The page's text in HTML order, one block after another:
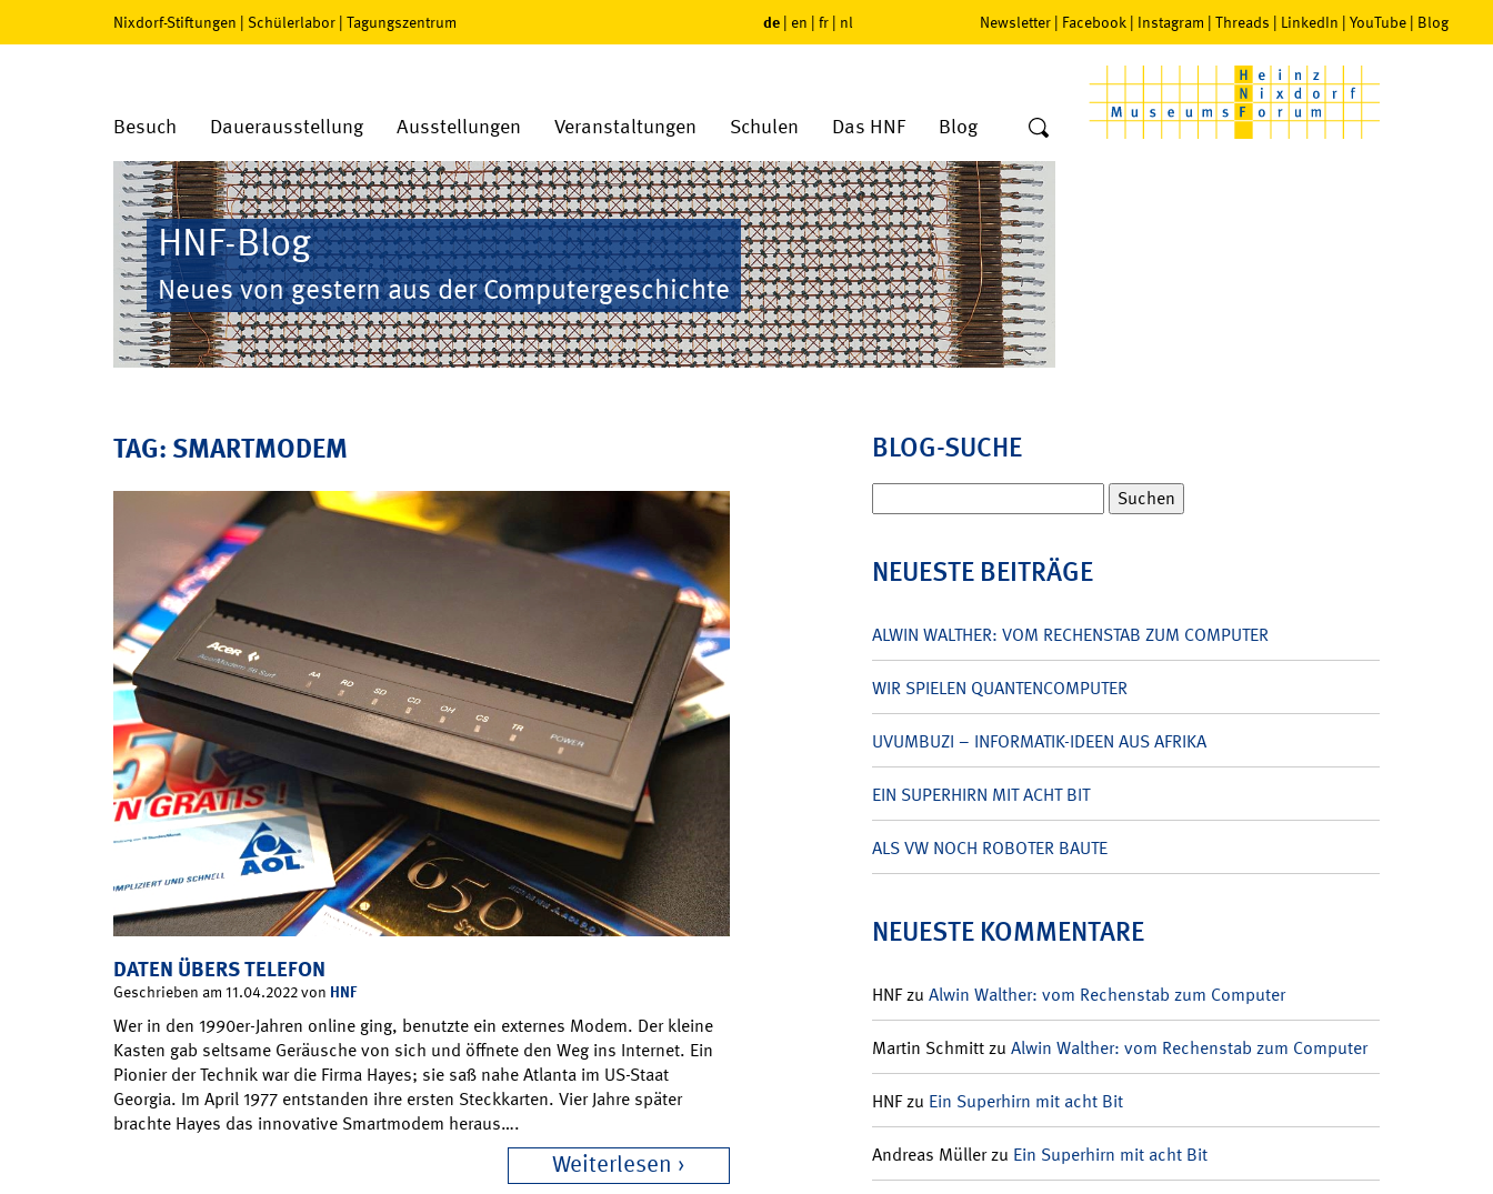
Nixdorf-Stiftungen | Schülerlabor | Tagungszentrum de | en | fr | nl Newsletter | Facebook | Instagram | Threads | LinkedIn | YouTube | Blog
Besuch Dauerausstellung Ausstellungen Veranstaltungen Schulen Das HNF Blog
HNF-Blog
Neues von gestern aus der Computergeschichte
TAG: SMARTMODEM
DATEN ÜBERS TELEFON
Geschrieben am 11.04.2022 von HNF
Wer in den 1990er-Jahren online ging, benutzte ein externes Modem. Der kleine
Kasten gab seltsame Geräusche von sich und öffnete den Weg ins Internet. Ein
Pionier der Technik war die Firma Hayes; sie saß nahe Atlanta im US-Staat
Georgia. Im April 1977 entstanden ihre ersten Steckkarten. Vier Jahre später
brachte Hayes das innovative Smartmodem heraus….
Weiterlesen
BLOG-SUCHE
nach:
NEUESTE BEITRÄGE
ALWIN WALTHER: VOM RECHENSTAB ZUM COMPUTER
WIR SPIELEN QUANTENCOMPUTER
UVUMBUZI – INFORMATIK-IDEEN AUS AFRIKA
EIN SUPERHIRN MIT ACHT BIT
ALS VW NOCH ROBOTER BAUTE
NEUESTE KOMMENTARE
HNFzu Alwin Walther: vom Rechenstab zum Computer
Martin Schmittzu Alwin Walther: vom Rechenstab zum Computer
HNFzu Ein Superhirn mit acht Bit
Andreas Müllerzu Ein Superhirn mit acht Bit